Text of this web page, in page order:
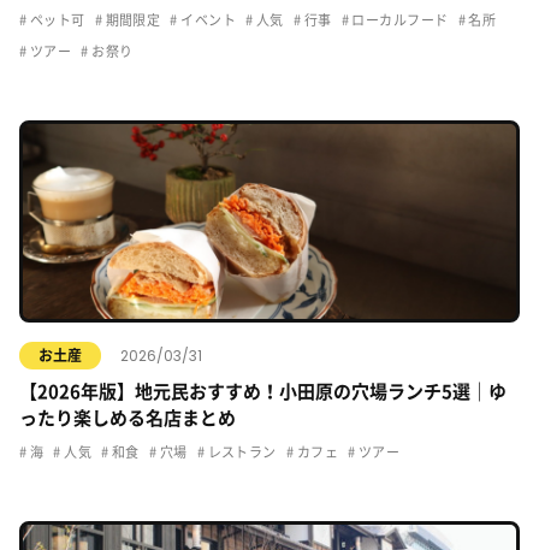
ペット可 期間限定 イベント 人気 行事 ローカルフード 名所
ツアー お祭り
お土産 2026/03/31
【2026年版】地元民おすすめ！小田原の穴場ランチ5選｜ゆ
ったり楽しめる名店まとめ
海 人気 和食 穴場 レストラン カフェ ツアー